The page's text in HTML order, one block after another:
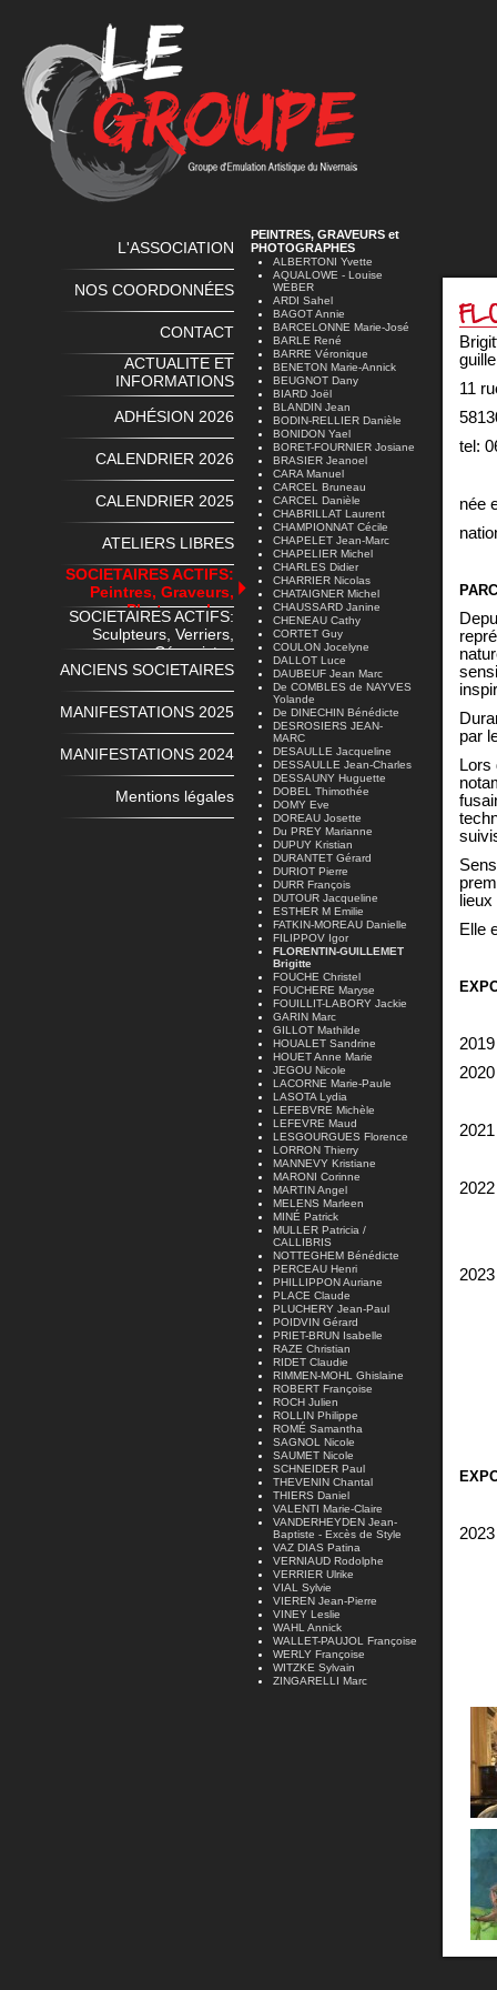
11
tel:
née
par
Elle
PEINTRES, GRAVEURS et
PHOTOGRAPHES
ALBERTONI Yvette
AQUALOWE - Louise
WEBER
ARDI Sahel
BAGOT Annie
BARCELONNE Marie-José
BARLE René
BARRE Véronique
BENETON Marie-Annick
BEUGNOT Dany
BIARD Joël
BLANDIN Jean
BODIN-RELLIER Danièle
BONIDON Yael
BORET-FOURNIER Josiane
BRASIER Jeanoel
CARA Manuel
CARCEL Bruneau
CARCEL Danièle
CHABRILLAT Laurent
CHAMPIONNAT Cécile
CHAPELET Jean-Marc
CHAPELIER Michel
CHARLES Didier
CHARRIER Nicolas
CHATAIGNER Michel
CHAUSSARD Janine
CHENEAU Cathy
CORTET Guy
COULON Jocelyne
DALLOT Luce
DAUBEUF Jean Marc
De COMBLES de NAYVES
Yolande
De DINECHIN Bénédicte
DESROSIERS JEAN-
MARC
DESAULLE Jacqueline
DESSAULLE Jean-Charles
DESSAUNY Huguette
DOBEL Thimothée
DOMY Eve
DOREAU Josette
Du PREY Marianne
DUPUY Kristian
DURANTET Gérard
DURIOT Pierre
DURR François
DUTOUR Jacqueline
ESTHER M Emilie
FATKIN-MOREAU Danielle
FILIPPOV Igor
FLORENTIN-GUILLEMET
Brigitte
FOUCHE Christel
FOUCHERE Maryse
FOUILLIT-LABORY Jackie
GARIN Marc
GILLOT Mathilde
HOUALET Sandrine
HOUET Anne Marie
JEGOU Nicole
LACORNE Marie-Paule
LASOTA Lydia
LEFEBVRE Michèle
LEFEVRE Maud
LESGOURGUES Florence
LORRON Thierry
MANNEVY Kristiane
MARONI Corinne
MARTIN Angel
MELENS Marleen
MINÉ Patrick
MULLER Patricia /
CALLIBRIS
NOTTEGHEM Bénédicte
PERCEAU Henri
PHILLIPPON Auriane
PLACE Claude
PLUCHERY Jean-Paul
POIDVIN Gérard
PRIET-BRUN Isabelle
RAZE Christian
RIDET Claudie
RIMMEN-MOHL Ghislaine
ROBERT Françoise
ROCH Julien
ROLLIN Philippe
ROMÉ Samantha
SAGNOL Nicole
SAUMET Nicole
SCHNEIDER Paul
THEVENIN Chantal
THIERS Daniel
VALENTI Marie-Claire
VANDERHEYDEN Jean-
Baptiste - Excès de Style
VAZ DIAS Patina
VERNIAUD Rodolphe
VERRIER Ulrike
VIAL Sylvie
VIEREN Jean-Pierre
VINEY Leslie
WAHL Annick
WALLET-PAUJOL Françoise
WERLY Françoise
WITZKE Sylvain
ZINGARELLI Marc
L'ASSOCIATION
NOS COORDONNÉES
CONTACT
ACTUALITE ET
INFORMATIONS
ADHÉSION 2026
CALENDRIER 2026
CALENDRIER 2025
ATELIERS LIBRES
SOCIETAIRES ACTIFS:
Peintres, Graveurs,
Photographes
SOCIETAIRES ACTIFS:
Sculpteurs, Verriers,
Céramistes
ANCIENS SOCIETAIRES
MANIFESTATIONS 2025
MANIFESTATIONS 2024
Mentions légales